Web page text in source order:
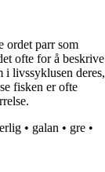
ordet parr som
ofte for å beskrive
i livssyklusen deres,
fisken er ofte
• galan • gre •